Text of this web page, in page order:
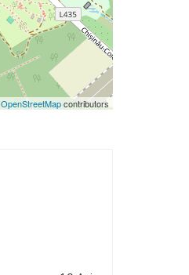
OpenStreetMapcontributors